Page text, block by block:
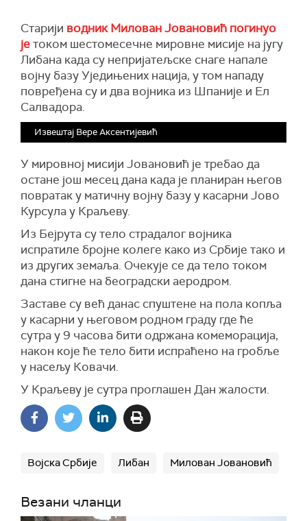
Старији водник Милован Јовановић погинуо
јетоком шестомесечне мировне мисије на југу
Либана када су непријатељске снаге напале
војну базу Уједињених нација, у том нападу
повређена су и два војника из Шпаније и Ел
Салвадора.
Извештај Вере Аксентијевић
У мировној мисији Јовановић је требао да
остане још месец дана када је планиран његов
повратак у матичну војну базу у касарни Јово
Курсула у Краљеву.
Из Бејрута су тело страдалог војника
испратиле бројне колеге како из Србије тако и
из других земаља. Очекује се да тело током
дана стигне на београдски аеродром.
Заставе су већ данас спуштене на пола копља
у касарни у његовом родном граду где ће
сутра у 9 часова бити одржана комеморација,
након које ће тело бити испраћено на гробље
у насељу Ковачи.
У Краљеву је сутра проглашен Дан жалости.
Војска Србије Либан Милован Јовановић
Везани чланци